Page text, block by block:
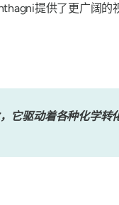
提供了更广阔的
它驱动着各种化学